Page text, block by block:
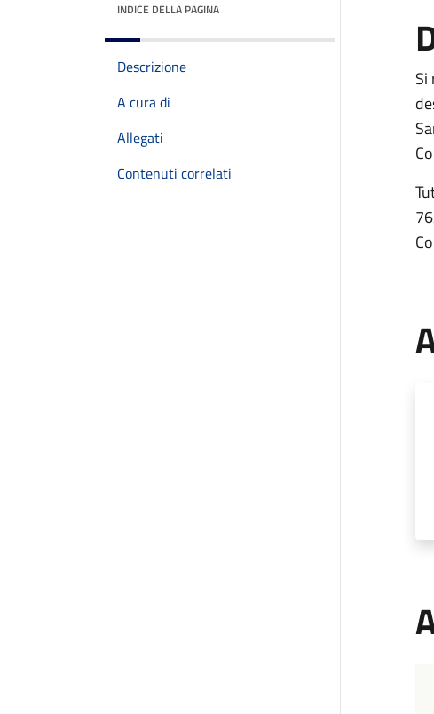
INDICE DELLA PAGINA
Descrizione
A cura di
Allegati
Contenuti correlati
Si